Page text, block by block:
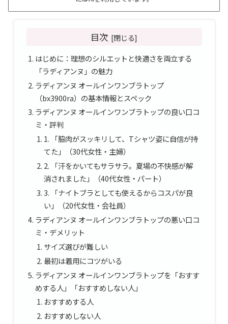
目次
はじめに：理想のシルエットと快適さを両立する
「ラディアンヌ」の魅力
ラディアンヌ オールインワンブラトップ
（bx3900ra）の基本情報とスペック
ラディアンヌ オールインワンブラトップの良い口コ
ミ・評判
1. 「脇肉がスッキリして、Tシャツ姿に自信が持
てた」（30代女性・主婦）
2. 「汗をかいてもサラサラ。夏場の不快感が解
消されました」（40代女性・パート）
3. 「ナイトブラとしても使えるからコスパが良
い」（20代女性・会社員）
ラディアンヌ オールインワンブラトップの悪い口コ
ミ・デメリット
サイズ選びが難しい
最初は着用にコツがいる
ラディアンヌ オールインワンブラトップを「おすす
めする人」「おすすめしない人」
おすすめする人
おすすめしない人